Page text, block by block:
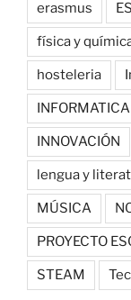
erasmus
física y
hosteleria
INFORMATICA
INNOVACIÓN
lengua y
MÚSICA
PROYECTO
STEAM